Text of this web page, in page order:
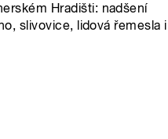
Hradišti: nadšení
slivovice, lidová řemesla i